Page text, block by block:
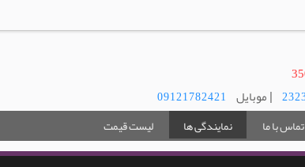
| موبایل 09121782421
تماس با ما نمایندگی ها لیست قیمت